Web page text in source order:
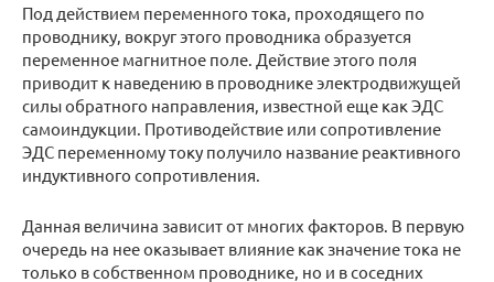
Под действием переменного тока, проходящего по
проводнику, вокруг этого проводника образуется
переменное магнитное поле. Действие этого поля
приводит к наведению в проводнике электродвижущей
силы обратного направления, известной еще как ЭДС
самоиндукции. Противодействие или сопротивление
ЭДС переменному току получило название реактивного
индуктивного сопротивления.
Данная величина зависит от многих факторов. В первую
очередь на нее оказывает влияние как значение тока не
только в собственном проводнике, но и в соседних